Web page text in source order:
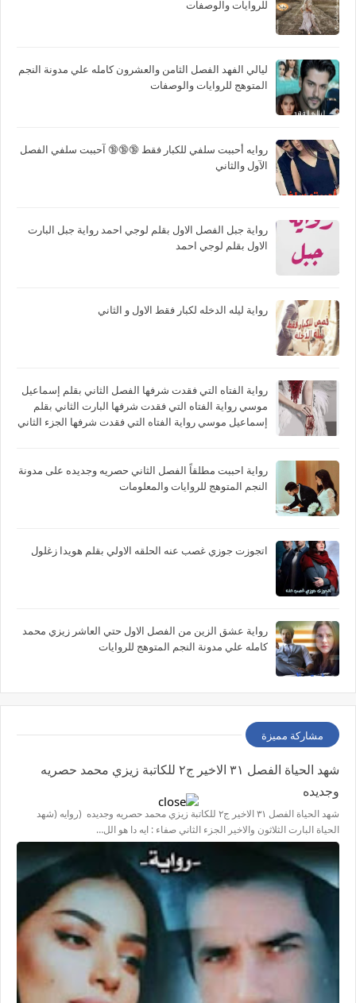
للروايات والوصفات
ليالي الفهد الفصل الثامن والعشرون كامله علي مدونة النجم
المتوهج للروايات والوصفات
روايه أحببت سلفي للكبار فقط 🔞🔞🔞 آحببت سلفي الفصل
الآول والثاني
رواية جبل الفصل الاول بقلم لوجي احمد رواية جبل البارت
الاول بقلم لوجي احمد
رواية ليله الدخله لكبار فقط الاول و الثاني
رواية الفتاه التي فقدت شرفها الفصل الثاني بقلم إسماعيل
موسي رواية الفتاه التي فقدت شرفها البارت الثاني بقلم
إسماعيل موسي رواية الفتاه التي فقدت شرفها الجزء الثاني
رواية احببت مطلقاً الفصل الثاني حصريه وجديده على مدونة
النجم المتوهج للروايات والمعلومات
اتجوزت جوزي غصب عنه الحلقه الاولي بقلم هويدا زغلول
رواية عشق الزين من الفصل الاول حتي العاشر زيزي محمد
كامله علي مدونة النجم المتوهج للروايات
مشاركة مميزة
شهد الحياة الفصل ٣١ الاخير ج٢ للكاتبة زيزي محمد حصريه
وجديده
شهد الحياة الفصل ٣١ الاخير ج٢ للكاتبة زيزي محمد حصريه وجديده (روايه (شهد
الحياة البارت الثلاثون والاخير الجزء الثاني صفاء : ايه دا هو الل…